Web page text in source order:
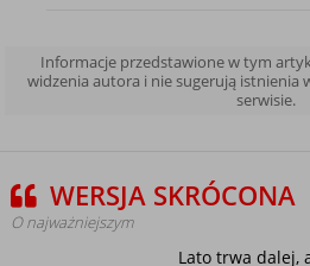
Informacje przedstawione w tym
widzenia autora i nie sugerują
serwisie.
WERSJA SKRÓCONA
O najważniejszym
Lato trwa dalej,